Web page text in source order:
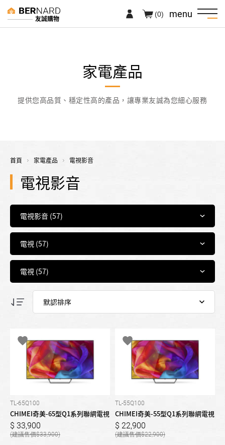
友誠購物 menu
(0)
家電產品
提供您高品質、穩定性高的產品，讓專業友誠為您細心服務
首頁 家電產品 電視影音
電視影音
TL-65Q100
CHIMEI奇美-65型Q1系列聯網電視
33,900
33,900
TL-55Q100
CHIMEI奇美-55型Q1系列聯網電視
22,900
22,900